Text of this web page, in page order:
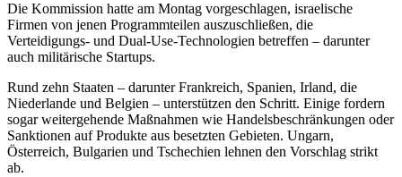
Die Kommission hatte am Montag vorgeschlagen, israelische
Firmen von jenen Programmteilen auszuschließen, die
Verteidigungs- und Dual-Use-Technologien betreffen – darunter
auch militärische Startups.
Rund zehn Staaten – darunter Frankreich, Spanien, Irland, die
Niederlande und Belgien – unterstützen den Schritt. Einige fordern
sogar weitergehende Maßnahmen wie Handelsbeschränkungen oder
Sanktionen auf Produkte aus besetzten Gebieten. Ungarn,
Österreich, Bulgarien und Tschechien lehnen den Vorschlag strikt
ab.